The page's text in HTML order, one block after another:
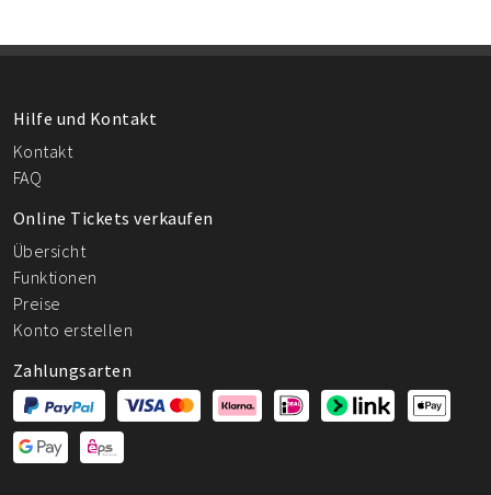
Hilfe und Kontakt
Kontakt
FAQ
Online Tickets verkaufen
Übersicht
Funktionen
Preise
Konto erstellen
Zahlungsarten